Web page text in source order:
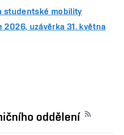
studentské mobility
2026, uzávěrka 31. května
oddělení